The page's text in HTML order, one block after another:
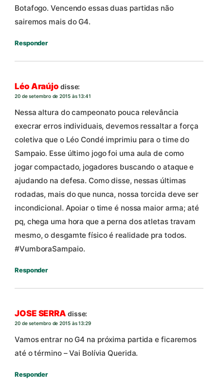
Botafogo. Vencendo essas duas partidas não
sairemos mais do G4.
Responder
Léo Araújo disse:
20 de setembro de 2015 às 13:41
Nessa altura do campeonato pouca relevância
execrar erros individuais, devemos ressaltar a força
coletiva que o Léo Condé imprimiu para o time do
Sampaio. Esse último jogo foi uma aula de como
jogar compactado, jogadores buscando o ataque e
ajudando na defesa. Como disse, nessas últimas
rodadas, mais do que nunca, nossa torcida deve ser
incondicional. Apoiar o time é nossa maior arma; até
pq, chega uma hora que a perna dos atletas travam
mesmo, o desgamte físico é realidade pra todos.
#VumboraSampaio.
Responder
JOSE SERRA disse:
20 de setembro de 2015 às 13:29
Vamos entrar no G4 na próxima partida e ficaremos
até o término – Vai Bolívia Querida.
Responder